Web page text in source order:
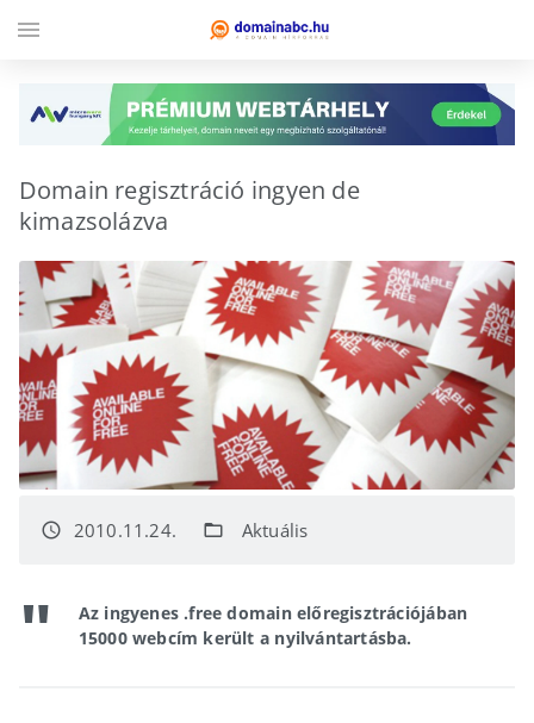
Domain regisztráció ingyen de
kimazsolázva
access_time 2010.11.24. folder_open Aktuális
Az ingyenes .free domain előregisztrációjában
15000 webcím került a nyilvántartásba.
menu